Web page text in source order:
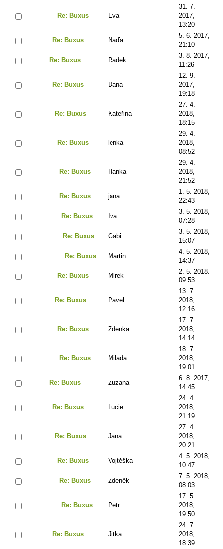
Re: Buxus Eva
31. 7.
2017,
13:20
Re: Buxus Naďa
5. 6. 2017,
21:10
Re: Buxus Radek
3. 8. 2017,
11:26
Re: Buxus Dana
12. 9.
2017,
19:18
Re: Buxus Kateřina
27. 4.
2018,
18:15
Re: Buxus lenka
29. 4.
2018,
08:52
Re: Buxus Hanka
29. 4.
2018,
21:52
Re: Buxus jana
1. 5. 2018,
22:43
Re: Buxus Iva
3. 5. 2018,
07:28
Re: Buxus Gabi
3. 5. 2018,
15:07
Re: Buxus Martin
4. 5. 2018,
14:37
Re: Buxus Mirek
2. 5. 2018,
09:53
Re: Buxus Pavel
13. 7.
2018,
12:16
Re: Buxus Zdenka
17. 7.
2018,
14:14
Re: Buxus Milada
18. 7.
2018,
19:01
Re: Buxus Zuzana
6. 8. 2017,
14:45
Re: Buxus Lucie
24. 4.
2018,
21:19
Re: Buxus Jana
27. 4.
2018,
20:21
Re: Buxus Vojtěška
4. 5. 2018,
10:47
Re: Buxus Zdeněk
7. 5. 2018,
08:03
Re: Buxus Petr
17. 5.
2018,
19:50
Re: Buxus Jitka
24. 7.
2018,
18:39